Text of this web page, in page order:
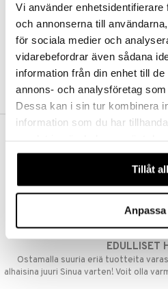
Vi använder
och annonserna till
för sociala medier och
vidarebefordrar även sådana
information från din enhet till
annons- och analysföretag
Dessa kan i sin tur kombinera
information som du har
våra cookies vid fortsatt
Tillåt
Anpassa
Arvostele tuotteita
Toivelistat
LUO ASIAKAS
Aina maksuton vaihtoehto,
tuotteen tai koko
NOPEAT
Ennen kello 13.00 tehdyt tilaukset
EDULLISET
Ostamalla suuria eriä tuotteita
alhaisina juuri Sinua varten! Voit olla